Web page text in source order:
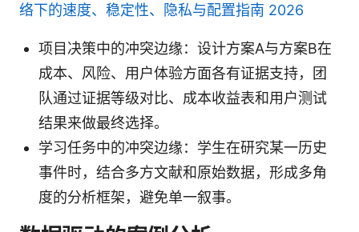
络下的速度、稳定性、隐私与配置指南 2026
项目决策中的冲突边缘：设计方案A与方案B在
成本、风险、用户体验方面各有证据支持，团
队通过证据等级对比、成本收益表和用户测试
结果来做最终选择。
学习任务中的冲突边缘：学生在研究某一历史
事件时，结合多方文献和原始数据，形成多角
度的分析框架，避免单一叙事。